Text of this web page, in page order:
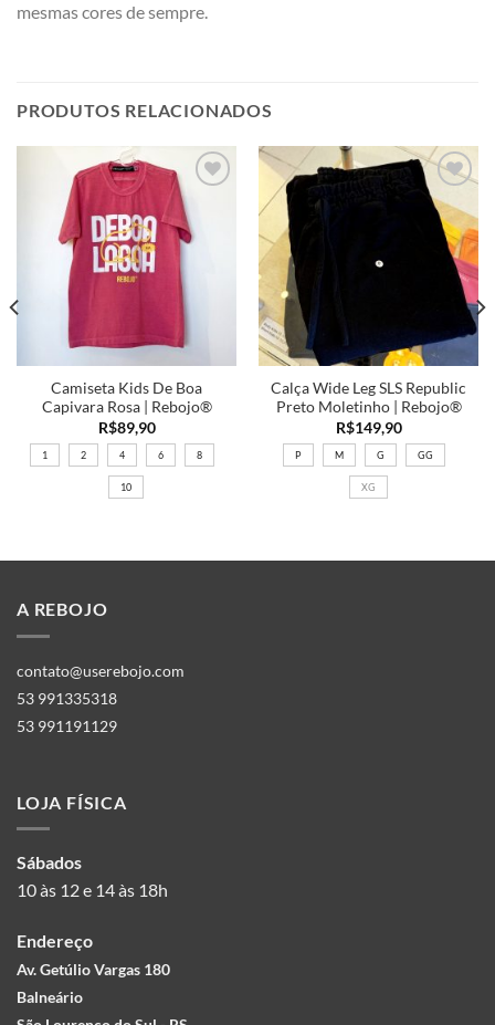
mesmas cores de sempre.
PRODUTOS RELACIONADOS
Adicionar
a minha
lista
Camiseta Kids De Boa
Capivara Rosa | Rebojo®
R$89,90
1 2 4 6 8
10
Adicionar
a minha
lista
Calça Wide Leg SLS Republic
Preto Moletinho | Rebojo®
R$149,90
P M G GG
XG
A REBOJO
contato@userebojo.com
53 991335318
53 991191129
LOJA FÍSICA
Sábados
10 às 12 e 14 às 18h
Endereço
Av. Getúlio Vargas 180
Balneário